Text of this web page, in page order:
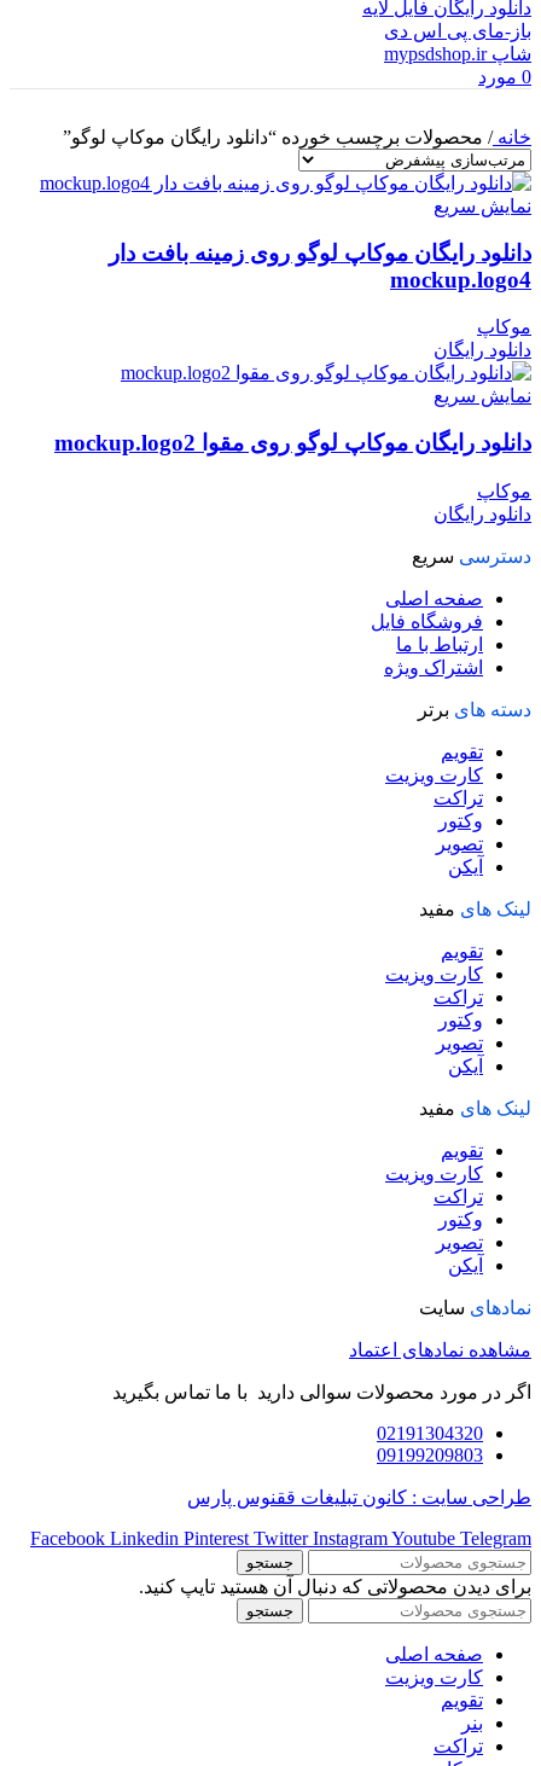
0 مورد
خانه/ محصولات برچسب خورده “دانلود رایگان موکاپ لوگو”
نمایش سریع
دانلود رایگان موکاپ لوگو روی زمینه بافت دار
mockup.logo4
موکاپ
دانلود رایگان
نمایش سریع
دانلود رایگان موکاپ لوگو روی مقوا mockup.logo2
موکاپ
دانلود رایگان
دسترسی سریع
صفحه اصلی
فروشگاه فایل
ارتباط با ما
اشتراک ویژه
دسته های برتر
تقویم
کارت ویزیت
تراکت
وکتور
تصویر
آیکن
لینک های مفید
تقویم
کارت ویزیت
تراکت
وکتور
تصویر
آیکن
لینک های مفید
تقویم
کارت ویزیت
تراکت
وکتور
تصویر
آیکن
نمادهای سایت
مشاهده نمادهای اعتماد
اگر در مورد محصولات سوالی دارید با ما تماس بگیرید
02191304320
09199209803
طراحی سایت : کانون تبلیغات ققنوس پارس
Facebook Linkedin Pinterest Twitter InstagramYoutube Telegram
جستجو
برای دیدن محصولاتی که دنبال آن هستید تایپ کنید.
جستجو
صفحه اصلی
کارت ویزیت
تقویم
بنر
تراکت